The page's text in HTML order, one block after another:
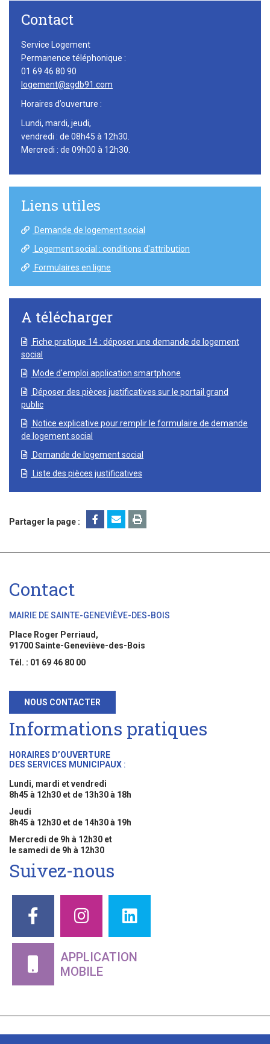
Contact
Service Logement
Permanence téléphonique :
01 69 46 80 90
logement@sgdb91.com
Horaires d’ouverture :
Lundi, mardi, jeudi,
vendredi : de 08h45 à 12h30.
Mercredi : de 09h00 à 12h30.
Liens utiles
Demande de logement social
Logement social : conditions d'attribution
Formulaires en ligne
A télécharger
Fiche pratique 14 : déposer une demande de logement
social
Mode d'emploi application smartphone
Déposer des pièces justificatives sur le portail grand
public
Notice explicative pour remplir le formulaire de demande
de logement social
Demande de logement social
Liste des pièces justificatives
Partager la page :
Contact
MAIRIE DE SAINTE-GENEVIÈVE-DES-BOIS
Place Roger Perriaud,
91700 Sainte-Geneviève-des-Bois
Tél. : 01 69 46 80 00
NOUS CONTACTER
Informations pratiques
HORAIRES D’OUVERTURE
DES SERVICES MUNICIPAUX :
Lundi, mardi et vendredi
8h45 à 12h30 et de 13h30 à 18h
Jeudi
8h45 à 12h30 et de 14h30 à 19h
Mercredi de 9h à 12h30 et
le samedi de 9h à 12h30
Suivez-nous
APPLICATION
MOBILE